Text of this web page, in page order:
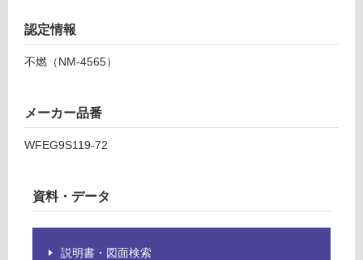
い
な
認定情報
不燃（NM-4565）
メーカー品番
WFEG9S119-72
資料・データ
説明書・図面検索